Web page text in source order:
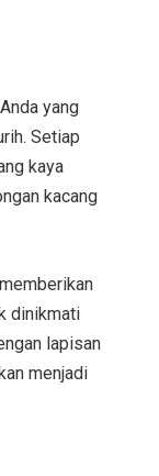
yang
Setiap
kaya
kacang
dinikmati
lapisan
menjadi